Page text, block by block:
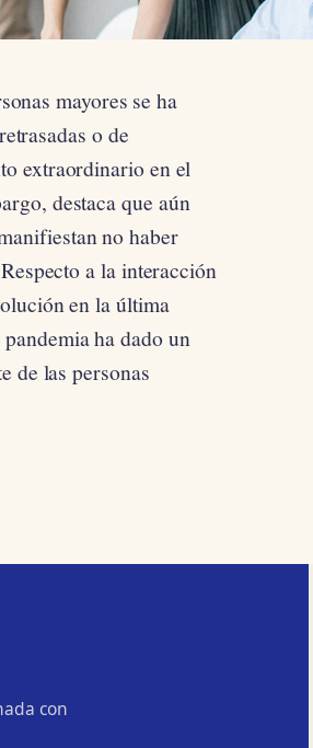
mayores se ha
o de
extraordinario en el
destaca que aún
no haber
a la interacción
en la última
ha dado un
de las personas
con